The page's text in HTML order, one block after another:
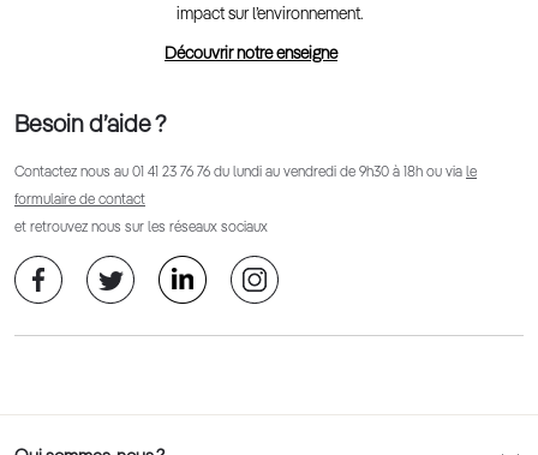
impact sur l’environnement.
Découvrir notre enseigne
Besoin d’aide ?
Contactez nous au 01 41 23 76 76 du lundi au vendredi de 9h30 à 18h ou via le
formulaire de contact
et retrouvez nous sur les réseaux sociaux